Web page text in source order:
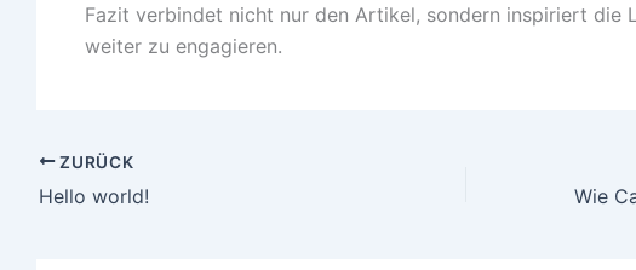
Fazit verbindet nicht nur den Artikel, sondern inspiriert die
weiter zu engagieren.
ZURÜCK
Hello world!